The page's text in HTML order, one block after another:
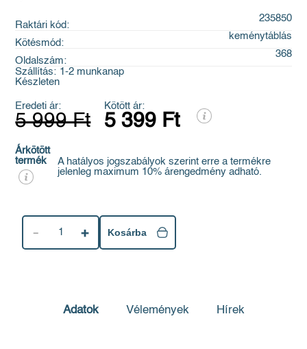
Raktári kód:
235850
Kötésmód:
keménytáblás
Oldalszám:
368
Szállítás: 1-2 munkanap
Készleten
Eredeti ár:
5 999 Ft
Kötött ár:
5 399 Ft
Árkötött
termék
A hatályos jogszabályok szerint erre a termékre
jelenleg maximum 10% árengedmény adható.
1 Kosárba
Adatok Vélemények Hírek